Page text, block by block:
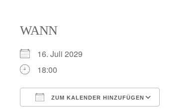
WANN
16. Juli 2029
18:00
ZUM KALENDER HINZUFÜGEN